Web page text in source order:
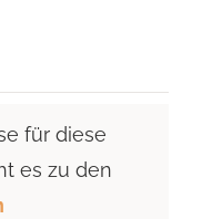
für diese
es zu den